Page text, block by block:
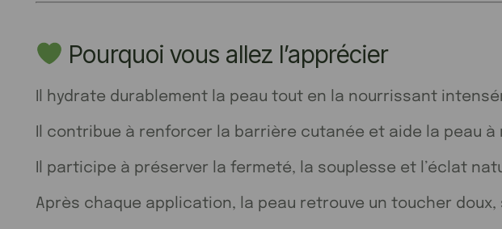
Pourquoi vous allez l’apprécier
Il hydrate durablement la peau tout en la nourrissant
Il contribue à renforcer la barrière cutanée et aide la peau
Il participe à préserver la fermeté, la souplesse et l’éclat
Après chaque application, la peau retrouve un toucher